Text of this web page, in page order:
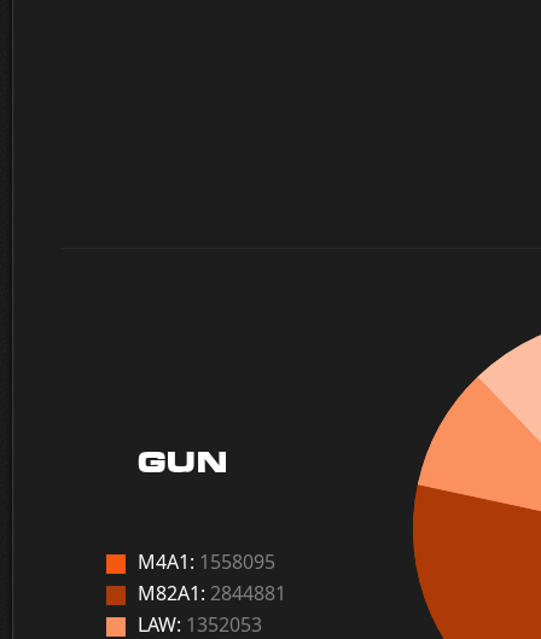
GUN
M4A1: 1558095
M82A1: 2844881
LAW: 1352053